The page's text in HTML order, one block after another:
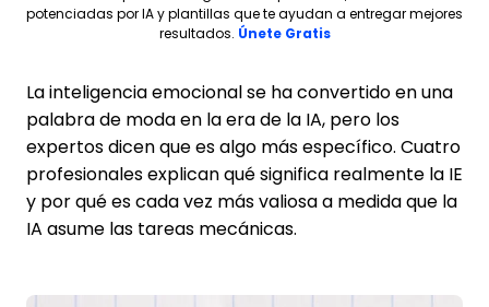
potenciadas por IA y plantillas que te ayudan a entregar mejores
resultados. Únete GratisOpens new window
La inteligencia emocional se ha convertido en una
palabra de moda en la era de la IA, pero los
expertos dicen que es algo más específico. Cuatro
profesionales explican qué significa realmente la IE
y por qué es cada vez más valiosa a medida que la
IA asume las tareas mecánicas.